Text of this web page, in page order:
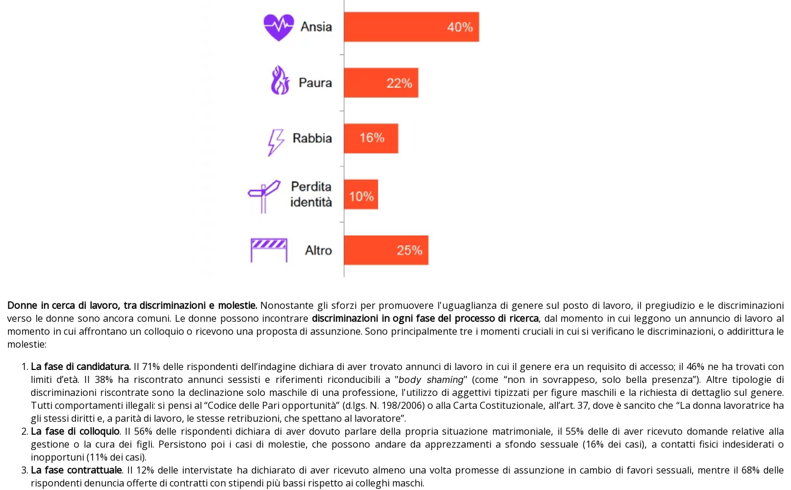
Donne in cerca di lavoro, tra discriminazioni e molestie. Nonostante gli sforzi per promuovere l'uguaglianza di genere sul posto di lavoro, il pregiudizio e le discriminazioni
verso le donne sono ancora comuni. Le donne possono incontrare discriminazioni in ogni fase del processo di ricerca, dal momento in cui leggono un annuncio di lavoro al
momento in cui affrontano un colloquio o ricevono una proposta di assunzione. Sono principalmente tre i momenti cruciali in cui si verificano le discriminazioni, o addirittura le
molestie:
La fase di candidatura. Il 71% delle rispondenti dell’indagine dichiara di aver trovato annunci di lavoro in cui il genere era un requisito di accesso; il 46% ne ha trovati con
limiti d’età. Il 38% ha riscontrato annunci sessisti e riferimenti riconducibili a "body shaming" (come “non in sovrappeso, solo bella presenza”). Altre tipologie di
discriminazioni riscontrate sono la declinazione solo maschile di una professione, l'utilizzo di aggettivi tipizzati per figure maschili e la richiesta di dettaglio sul genere.
Tutti comportamenti illegali: si pensi al “Codice delle Pari opportunità” (d.lgs. N. 198/2006) o alla Carta Costituzionale, all’art. 37, dove è sancito che “La donna lavoratrice ha
gli stessi diritti e, a parità di lavoro, le stesse retribuzioni, che spettano al lavoratore”.
La fase di colloquio. Il 56% delle rispondenti dichiara di aver dovuto parlare della propria situazione matrimoniale, il 55% delle di aver ricevuto domande relative alla
gestione o la cura dei figli. Persistono poi i casi di molestie, che possono andare da apprezzamenti a sfondo sessuale (16% dei casi), a contatti fisici indesiderati o
inopportuni (11% dei casi).
La fase contrattuale. Il 12% delle intervistate ha dichiarato di aver ricevuto almeno una volta promesse di assunzione in cambio di favori sessuali, mentre il 68% delle
rispondenti denuncia offerte di contratti con stipendi più bassi rispetto ai colleghi maschi.